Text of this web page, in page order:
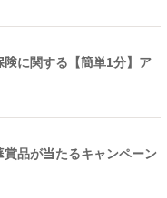
に関する【簡単1分】ア
賞品が当たるキャンペーン